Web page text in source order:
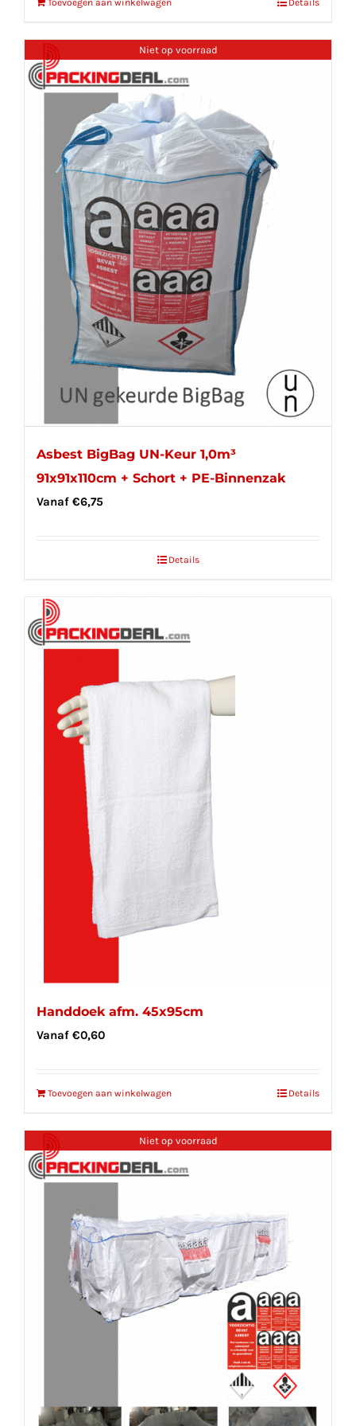
Toevoegen aan winkelwagen Details
Niet op voorraad
Asbest BigBag UN-Keur 1,0m³
91x91x110cm + Schort + PE-Binnenzak
Vanaf €6,75
Details
Handdoek afm. 45x95cm
Vanaf €0,60
Toevoegen aan winkelwagen Details
Niet op voorraad